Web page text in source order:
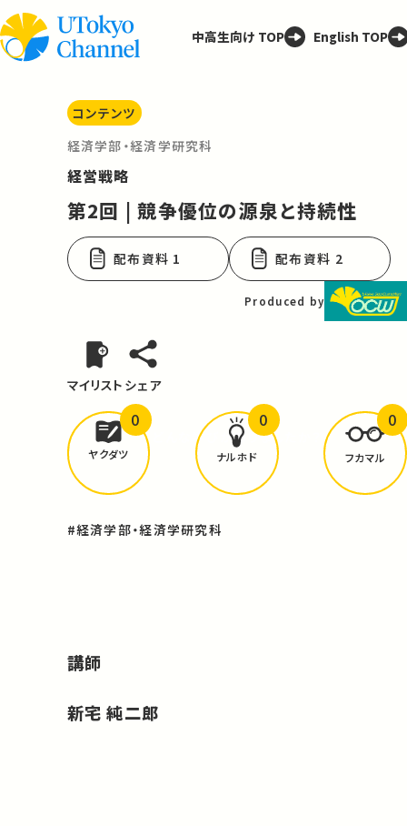
中高生向け TOP English TOP
コンテンツ
経済学部・経済学研究科
経営戦略
第2回 | 競争優位の源泉と持続性
配布資料 1 配布資料 2
Produced by
マイリスト シェア
どんな学びがありましたか？
ヤクダツ
0
ナルホド
0
フカマル
0
#経済学部・経済学研究科
講師
新宅 純二郎